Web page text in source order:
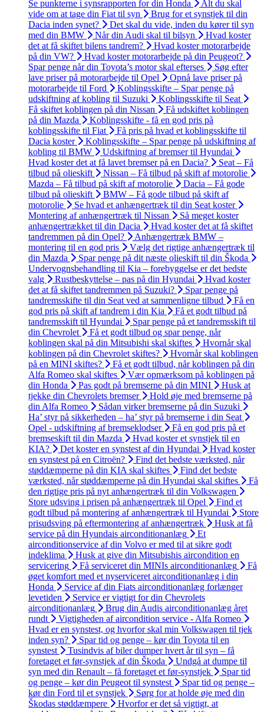
Se punkterne i synsrapporten for din Honda
Alt du skal
vide om at tage din Fiat til syn
Brug for et synstjek til din
Dacia inden synet?
Det skal du vide, inden du kører til syn
med din BMW
Når din Audi skal til bilsyn
Hvad koster
det at få skiftet bilens tandrem?
Hvad koster motorarbejde
på din VW?
Hvad koster motorarbejde på din Peugeot?
Spar penge når din Toyota’s motor skal efterses
Søg efter
lave priser på motorarbejde til Opel
Opnå lave priser på
motorarbejde til Ford
Koblingsskifte – Spar penge på
udskiftning af kobling til Suzuki
Koblingsskifte til Seat
Få skiftet koblingen på din Nissan
Få udskiftet koblingen
på din Mazda
Koblingsskifte - få en god pris på
koblingsskifte til Fiat
Få pris på hvad et koblingsskifte til
Dacia koster
Koblingsskifte – Spar penge på udskiftning af
kobling til BMW
Udskiftning af bremser til Hyundai
Hvad koster det at få lavet bremser på en Dacia?
Seat – Få
tilbud på olieskift
Nissan – Få tilbud på skift af motorolie
Mazda – Få tilbud på skift af motorolie
Dacia – Få gode
tilbud på olieskift
BMW – Få gode tilbud på skift af
motorolie
Se hvad et anhængertræk til din Seat koster
Montering af anhængertræk til Nissan
Så meget koster
anhængertrækket til din Dacia
Hvad koster det at få skiftet
tandremmen på din Opel?
Anhængertræk BMW –
montering til en god pris
Vælg det rigtige anhængertræk til
din Mazda
Spar penge på dit næste olieskift til din Škoda
Undervognsbehandling til Kia – forebyggelse er det bedste
valg
Rustbeskyttelse – pas på din Hyundai
Hvad koster
det at få skiftet tandremmen på Suzuki?
Spar penge på
tandremsskifte til din Seat ved at sammenligne tilbud
Få en
god pris på skift af tandrem i din Kia
Få et godt tilbud på
tandremsskift til Hyundai
Spar penge på et tandremsskift til
din Chevrolet
Få et godt tilbud og spar penge, når
koblingen skal på din Mitsubishi skal skiftes
Hvornår skal
koblingen på din Chevrolet skiftes?
Hvornår skal koblingen
på en MINI skiftes?
Få et godt tilbud, når koblingen på din
Alfa Romeo skal skiftes
Vær opmærksom på koblingen på
din Honda
Pas godt på bremserne på din MINI
Husk at
tjekke din Chevrolets bremser
Hold øje med bremserne på
din Alfa Romeo
Sådan virker bremserne på din Suzuki
Ha’ styr på sikkerheden – ha’ styr på bremserne i din Seat
Opel - udskiftning af bremseklodser
Få en god pris på et
bremseskift til din Mazda
Hvad koster et synstjek til en
KIA?
Det koster en synstest af din Hyundai
Hvad koster
en synstest på en Citroën?
Find det bedste værksted, når
støddæmperne på din KIA skal skiftes
Find det bedste
værksted, når støddæmperne på din Hyundai skal skiftes
Få
den rigtige pris på nyt anhængertræk til din Volkswagen
Store udsving i prisen på anhængertræk til Opel
Find et
godt tilbud på montering af anhængertræk til Hyundai
Store
prisudsving på eftermontering af anhængertræk
Husk at få
service på din Hyundais airconditionanlæg
Et
airconditionservice af din Volvo er med til at sikre godt
indeklima
Husk at give din Mitsubishis aircondition en
servicering
Få serviceret din MINIs airconditionanlæg
Få
øget komfort med et nyserviceret airconditionanlæg i din
Honda
Service af din Fiats airconditionanlæg forlænger
levetiden
Service er vigtigt for din Chevrolets
airconditionanlæg
Brug din Audis airconditionanlæg året
rundt
Vigtigheden af aircondition service - Alfa Romeo
Hvad er en synstest, og hvorfor skal min Volkswagen til tjek
inden syn?
Spar tid og penge – kør din Toyota til en
synstest
Tusindvis af biler dumper hvert år til syn – få
foretaget et før-synstjek af din Škoda
Undgå at dumpe til
syn med din Renault – få foretaget et før-synstjek
Spar tid
og penge – kør din Peugeot til synstest
Spar tid og penge –
kør din Ford til et synstjek
Sørg for at holde øje med din
Škodas støddæmpere
Hvorfor er det så vigtigt, at